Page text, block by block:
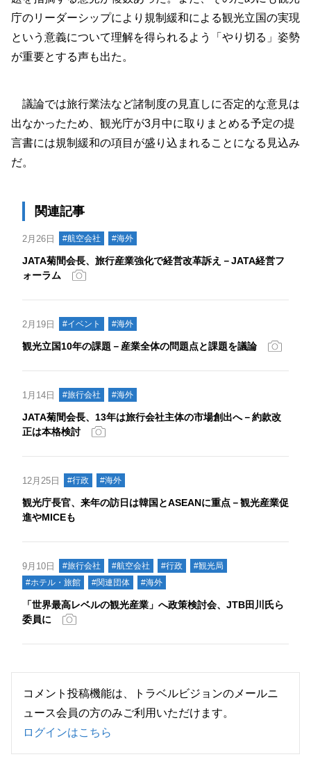
庁のリーダーシップにより規制緩和による観光立国の実現
という意義について理解を得られるよう「やり切る」姿勢
が重要とする声も出た。
議論では旅行業法など諸制度の見直しに否定的な意見は
出なかったため、観光庁が3月中に取りまとめる予定の提
言書には規制緩和の項目が盛り込まれることになる見込み
だ。
関連記事
2月26日 #航空会社 #海外
JATA菊間会長、旅行産業強化で経営改革訴え－JATA経営フ
ォーラム
2月19日 #イベント #海外
観光立国10年の課題－産業全体の問題点と課題を議論
1月14日 #旅行会社 #海外
JATA菊間会長、13年は旅行会社主体の市場創出へ－約款改
正は本格検討
12月25日 #行政 #海外
観光庁長官、来年の訪日は韓国とASEANに重点－観光産業促
進やMICEも
9月10日 #旅行会社 #航空会社 #行政
#観光局
#ホテル・旅館
#関連団体 #海外
「世界最高レベルの観光産業」へ政策検討会、JTB田川氏ら
委員に
コメント投稿機能は、トラベルビジョンのメールニ
ュース会員の方のみご利用いただけます。
ログインはこちら